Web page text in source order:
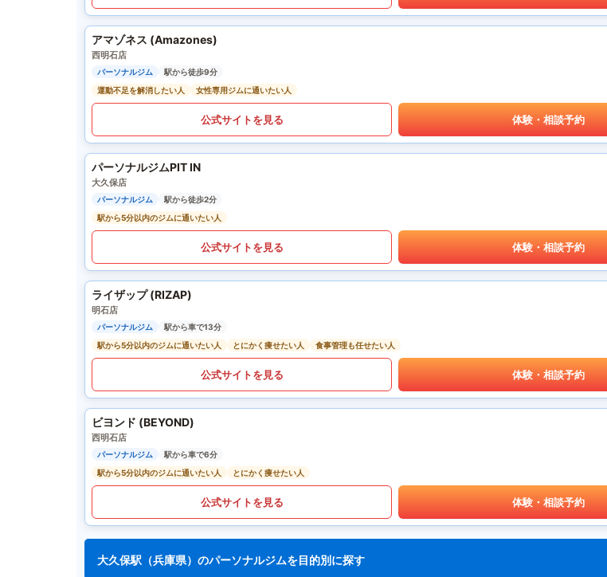
アマゾネス (Amazones)
西明石店
パーソナルジム
駅から徒歩9分
運動不足を解消したい人
女性専用ジムに通いたい人
公式サイトを見る 体験・相談予約
パーソナルジムPIT IN
大久保店
パーソナルジム
駅から徒歩2分
駅から5分以内のジムに通いたい人
公式サイトを見る 体験・相談予約
ライザップ (RIZAP)
明石店
パーソナルジム
駅から車で13分
駅から5分以内のジムに通いたい人
とにかく痩せたい人 食事管理も任せたい人
公式サイトを見る 体験・相談予約
ビヨンド (BEYOND)
西明石店
パーソナルジム
駅から車で6分
駅から5分以内のジムに通いたい人
とにかく痩せたい人
公式サイトを見る 体験・相談予約
大久保駅（兵庫県）のパーソナルジムを目的別に探す